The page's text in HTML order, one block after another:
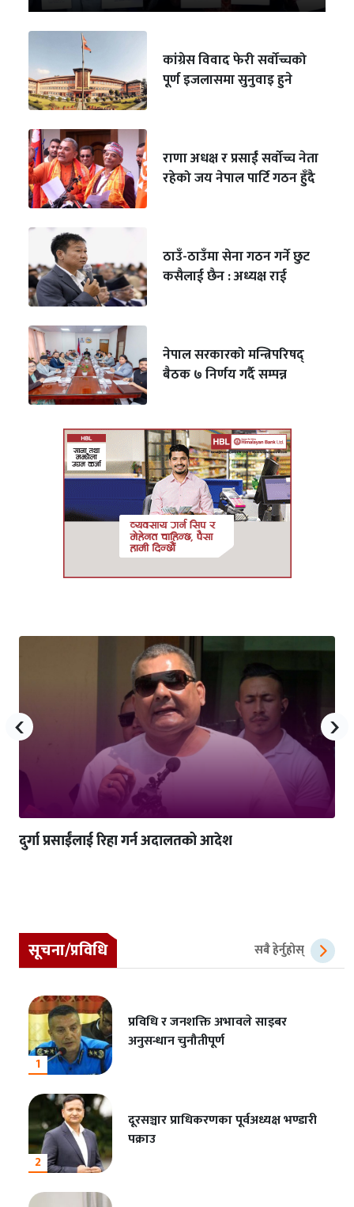
कांग्रेस विवाद फेरी सर्वोच्चको
पूर्ण इजलासमा सुनुवाइ हुने
राणा अधक्ष र प्रसाईं सर्वोच्च नेता
रहेको जय नेपाल पार्टि गठन हुँदै
ठाउँ-ठाउँमा सेना गठन गर्ने छुट
कसैलाई छैन : अध्यक्ष राई
नेपाल सरकारको मन्त्रिपरिषद्
बैठक ७ निर्णय गर्दै सम्पन्न
दुर्गा प्रसाईंलाई रिहा गर्न अदालतको आदेश
‹ ›
सूचना/प्रविधि सबै हेर्नुहोस्
1
प्रविधि र जनशक्ति अभावले साइबर
अनुसन्धान चुनौतीपूर्ण
2
दूरसञ्चार प्राधिकरणका पूर्वअध्यक्ष भण्डारी
पक्राउ